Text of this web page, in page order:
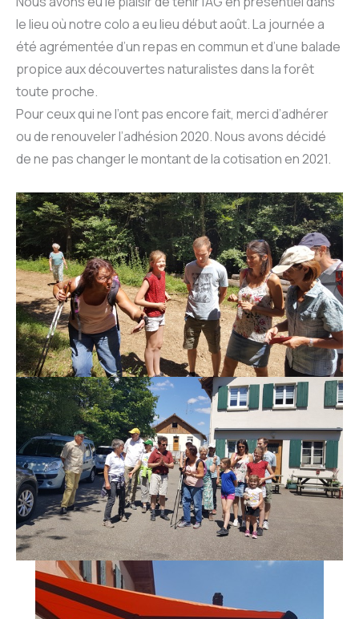
le lieu où notre colo a eu lieu début août. La journée a
été agrémentée d’un repas en commun et d’une balade
propice aux découvertes naturalistes dans la forêt
toute proche.
Pour ceux qui ne l’ont pas encore fait, merci d’adhérer
ou de renouveler l’adhésion 2020. Nous avons décidé
de ne pas changer le montant de la cotisation en 2021.